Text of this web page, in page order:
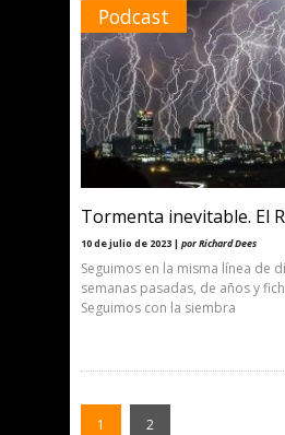
Podcast
Tormenta inevitable. El
10 de julio de 2023 | por Richard Dees
Seguimos en la misma línea de
semanas pasadas, de años y
Seguimos con la siembra
1 2